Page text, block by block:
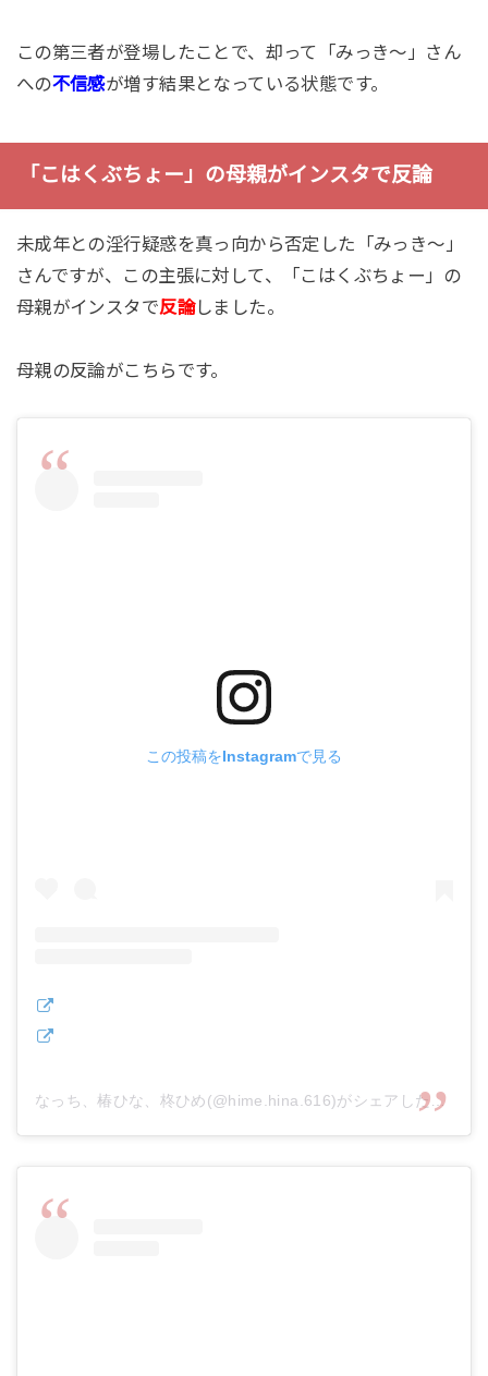
この第三者が登場したことで、却って「みっき～」さん
への不信感が増す結果となっている状態です。
「こはくぶちょー」の母親がインスタで反論
未成年との淫行疑惑を真っ向から否定した「みっき～」
さんですが、この主張に対して、「こはくぶちょー」の
母親がインスタで反論しました。
母親の反論がこちらです。
この投稿をInstagramで見る
なっち、椿ひな、柊ひめ(@hime.hina.616)がシェアした投稿